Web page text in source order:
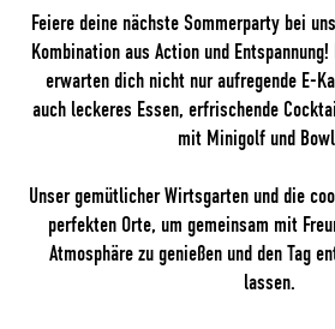
Feiere deine nächste Sommerparty bei
Kombination aus Action und
erwarten dich nicht nur aufregende E-
auch leckeres Essen, erfrischende
mit Minigolf und
Unser gemütlicher Wirtsgarten und die
perfekten Orte, um gemeinsam mit
Atmosphäre zu genießen und den Tag
lassen.